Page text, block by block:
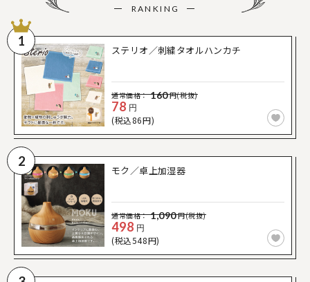
RANKING
1
ステリオ／刺繍タオルハンカチ
通常価格： 160円(税抜)
78 円
(税込86円)
2
モク／卓上加湿器
通常価格： 1,090円(税抜)
498 円
(税込548円)